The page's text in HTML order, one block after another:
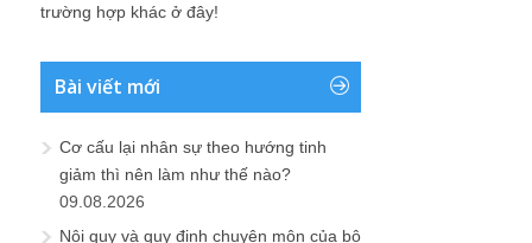
trường hợp khác ở đây!
Bài viết mới
Cơ cấu lại nhân sự theo hướng tinh
giảm thì nên làm như thế nào?
09.08.2026
Nội quy và quy định chuyên môn của bộ